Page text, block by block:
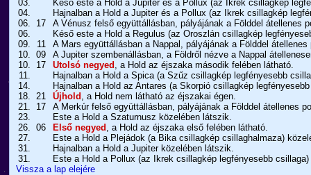
03.
Késő este a Hold a Jupiter és a Pollux (az Ikrek csillagkép
04.
Hajnalban a Hold a Jupiter és a Pollux (az Ikrek csillagkép
06.
17
A Vénusz felső együttállásban, pályájának a Földdel átellenes
06.
Késő este a Hold a Regulus (az Oroszlán csillagkép
09.
11
A Mars együttállásban a Nappal, pályájának a Földdel
10.
09
A Jupiter szembenállásban, a Földről nézve a Nappal
10.
17 Utolsó negyed , a Hold az éjszaka második felében látható.
11.
Hajnalban a Hold a Spica (a Szűz csillagkép legfényesebb
14.
Hajnalban a Hold az Antares (a Skorpió csillagkép
18.
21 Újhold , a Hold nem látható az éjszakai égen.
21.
17
A Merkúr felső együttállásban, pályájának a Földdel átellenes
23.
Este a Hold a Szaturnusz közelében látszik.
26.
06 Első negyed , a Hold az éjszaka első felében látható.
27.
Este a Hold a Plejádok (a Bika csillagkép csillaghalmaza)
31.
Hajnalban a Hold a Jupiter közelében látszik.
31.
Este a Hold a Pollux (az Ikrek csillagkép legfényesebb
Vissza a lap elejére